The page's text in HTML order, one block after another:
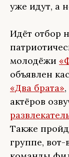
уже идут, а
Идёт отбор
молодёжи
объявлен
«Два брата»
актёров
Также
группе, вот-